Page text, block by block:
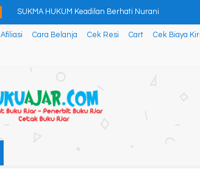
SUKMA HUKUM Keadilan Berhati Nurani
Kumpulan Karya Cerpen Rahmater (KKCR): The Best
PEMBERDAYAAN MASYARAKAT DESA SEKITAR
Masa Depan Biodiversitas Indonesia di Era Metavers
ILUSI REMAJA
Afiliasi Cara Belanja Cek Resi Cart Cek Biaya